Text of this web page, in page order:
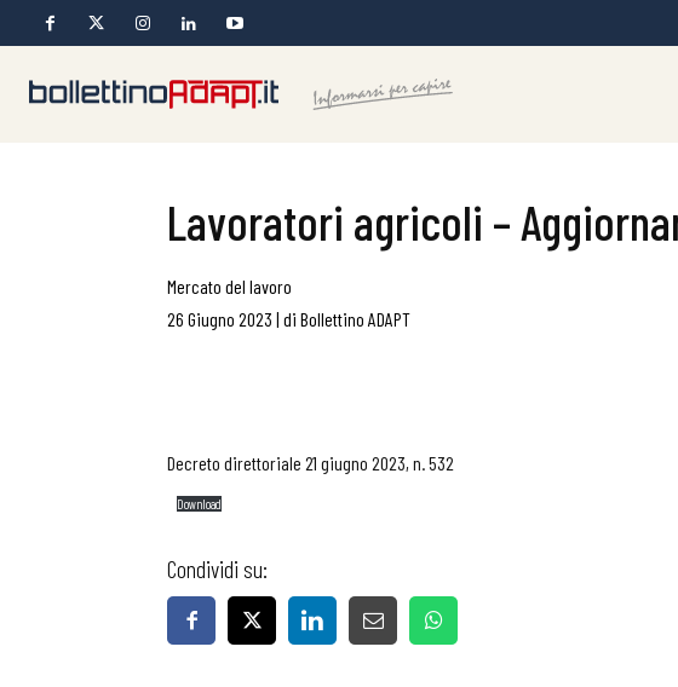
Lavoratori agricoli –
Mercato del lavoro
26 Giugno 2023 | di Bollettino ADAPT
Decreto direttoriale 21 giugno 2023, n. 532
Download
Condividi su: